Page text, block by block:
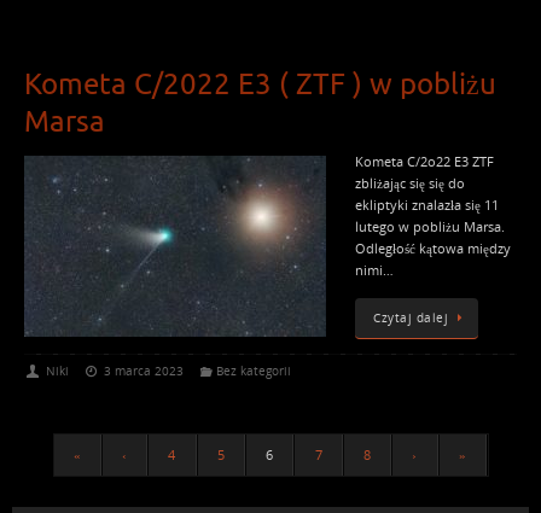
Kometa C/2022 E3 ( ZTF ) w pobliżu
Marsa
Kometa C/2o22 E3 ZTF
zbliżając się się do
ekliptyki znalazła się 11
lutego w pobliżu Marsa.
Odległość kątowa między
nimi…
Czytaj dalej
Niki 3 marca 2023 Bez kategorii
« ‹ 4 5 6 7 8 › »